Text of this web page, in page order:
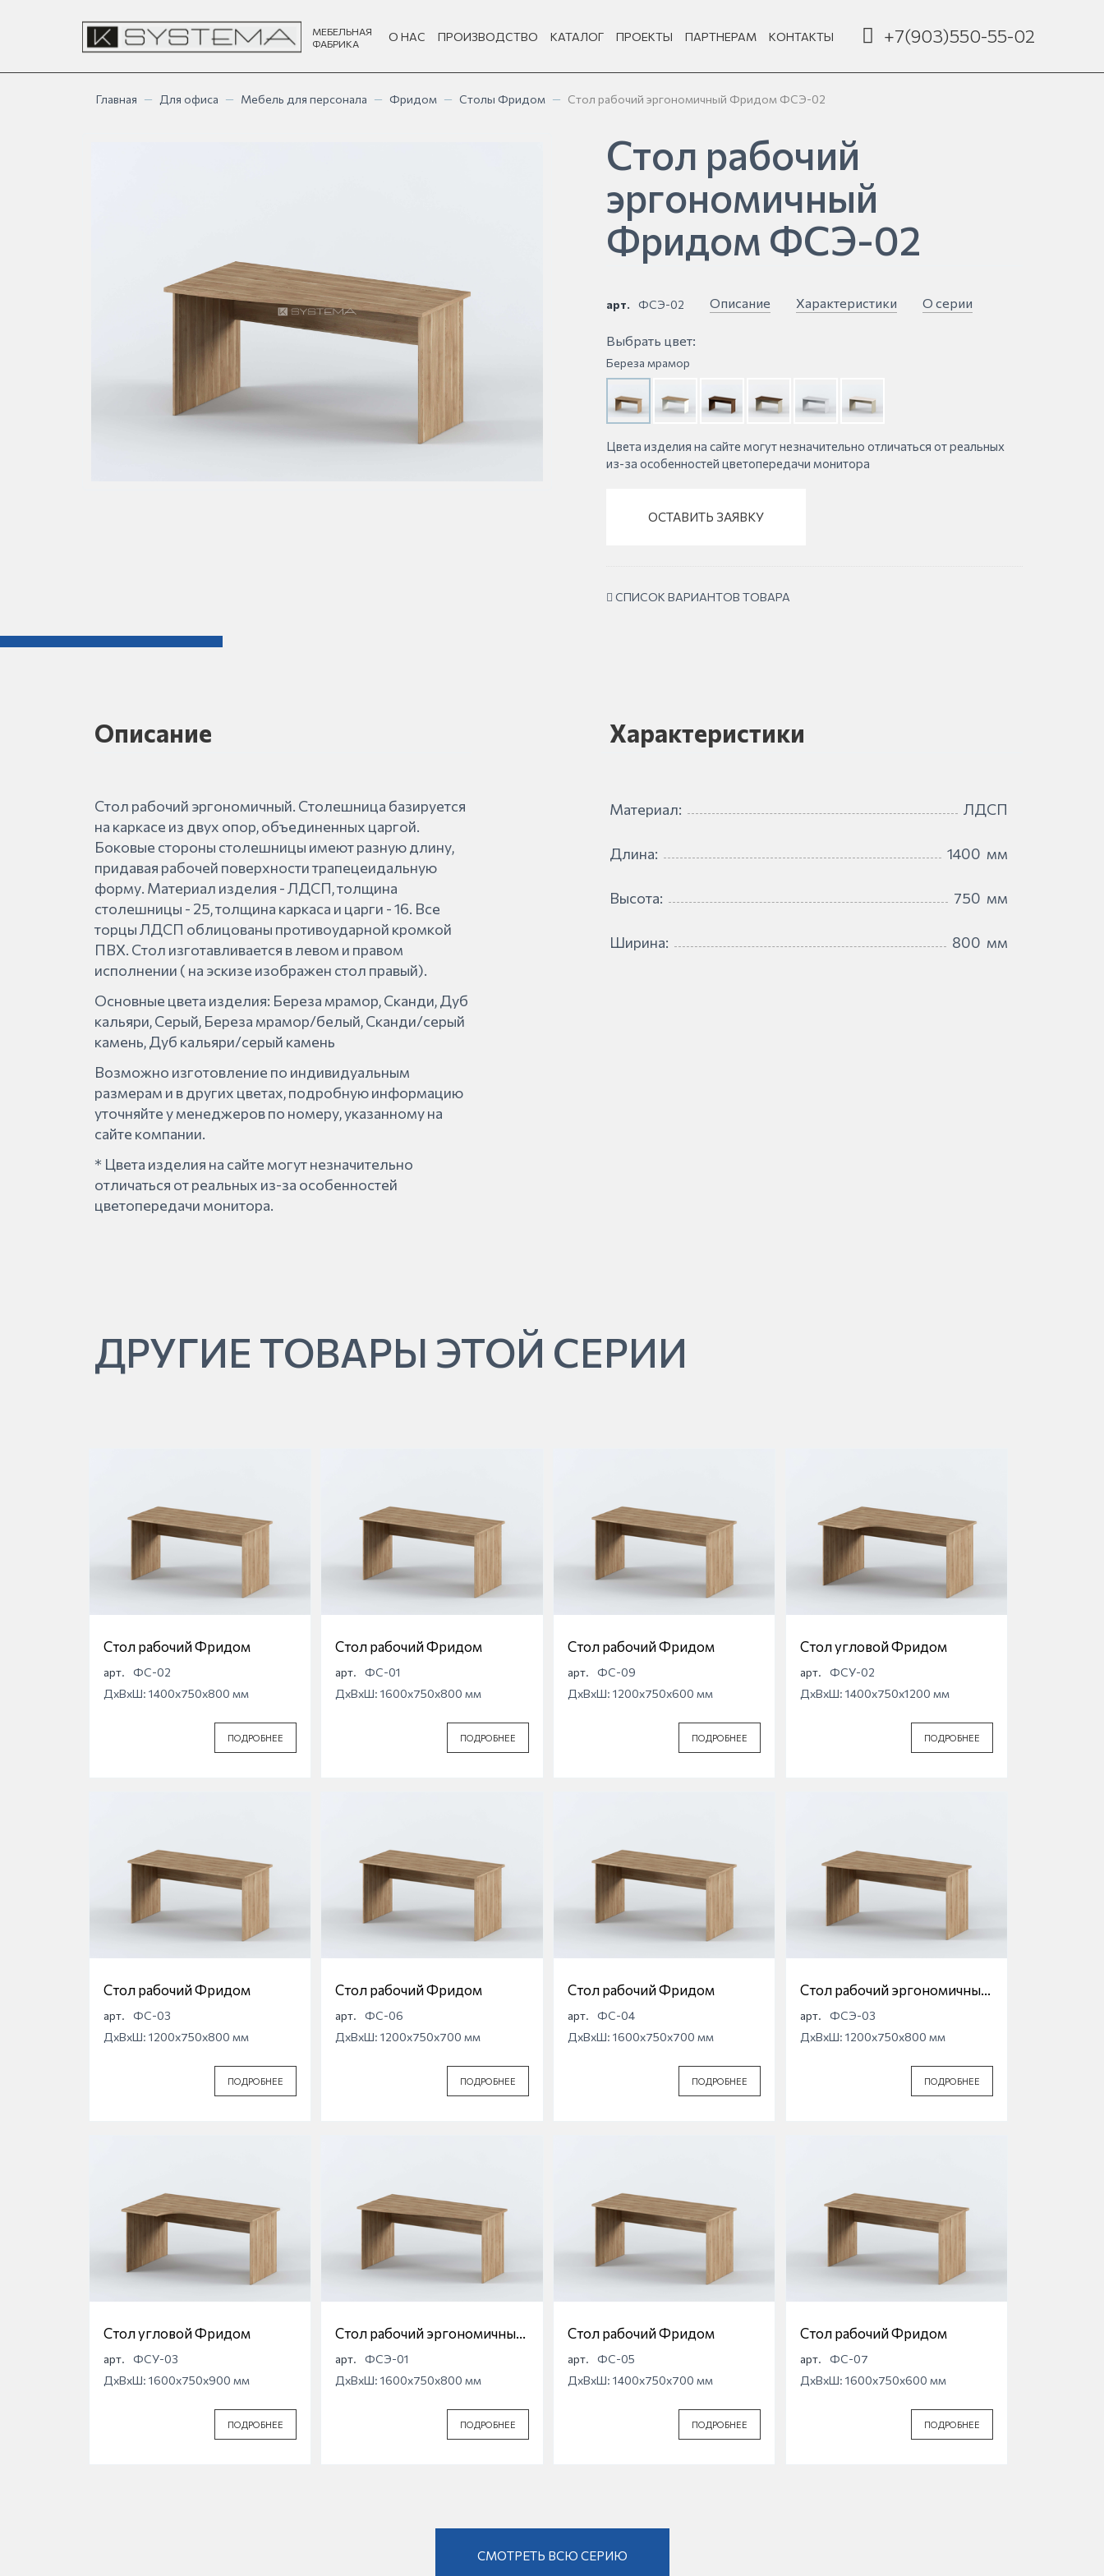
МЕБЕЛЬНАЯ
ФАБРИКА
О НАС ПРОИЗВОДСТВО КАТАЛОГ ПРОЕКТЫ ПАРТНЕРАМ КОНТАКТЫ +7(903)550-55-02
Главная — Для офиса — Мебель для персонала — Фридом — Столы Фридом — Стол рабочий эргономичный Фридом ФСЭ-02
Стол рабочий
эргономичный
Фридом ФСЭ-02
арт. ФСЭ-02 Описание Характеристики О серии
Выбрать цвет:
Береза мрамор
Цвета изделия на сайте могут незначительно отличаться от реальных
из-за особенностей цветопередачи монитора
ОСТАВИТЬ ЗАЯВКУ
СПИСОК ВАРИАНТОВ ТОВАРА
Описание
Стол рабочий эргономичный. Столешница базируется
на каркасе из двух опор, объединенных царгой.
Боковые стороны столешницы имеют разную длину,
придавая рабочей поверхности трапецеидальную
форму. Материал изделия - ЛДСП, толщина
столешницы - 25, толщина каркаса и царги - 16. Все
торцы ЛДСП облицованы противоударной кромкой
ПВХ. Стол изготавливается в левом и правом
исполнении ( на эскизе изображен стол правый).
Основные цвета изделия: Береза мрамор, Сканди, Дуб
кальяри, Серый, Береза мрамор/белый, Сканди/серый
камень, Дуб кальяри/серый камень
Возможно изготовление по индивидуальным
размерам и в других цветах, подробную информацию
уточняйте у менеджеров по номеру, указанному на
сайте компании.
* Цвета изделия на сайте могут незначительно
отличаться от реальных из-за особенностей
цветопередачи монитора.
Характеристики
Материал: ЛДСП
Длина: 1400 мм
Высота: 750 мм
Ширина: 800 мм
ДРУГИЕ ТОВАРЫ ЭТОЙ СЕРИИ
Стол рабочий Фридом
арт.
ФС-02
ДхВхШ: 1400x750x800 мм
ПОДРОБНЕЕ
Стол рабочий Фридом
арт.
ФС-01
ДхВхШ: 1600x750x800 мм
ПОДРОБНЕЕ
Стол рабочий Фридом
арт.
ФС-09
ДхВхШ: 1200x750x600 мм
ПОДРОБНЕЕ
Стол угловой Фридом
арт.
ФСУ-02
ДхВхШ: 1400x750x1200 мм
ПОДРОБНЕЕ
Стол рабочий Фридом
арт.
ФС-03
ДхВхШ: 1200x750x800 мм
ПОДРОБНЕЕ
Стол рабочий Фридом
арт.
ФС-06
ДхВхШ: 1200x750x700 мм
ПОДРОБНЕЕ
Стол рабочий Фридом
арт.
ФС-04
ДхВхШ: 1600x750x700 мм
ПОДРОБНЕЕ
Стол рабочий эргономичный
Фридом
арт.
ФСЭ-03
ДхВхШ: 1200x750x800 мм
ПОДРОБНЕЕ
Стол угловой Фридом
арт.
ФСУ-03
ДхВхШ: 1600x750x900 мм
ПОДРОБНЕЕ
Стол рабочий эргономичный
Фридом
арт.
ФСЭ-01
ДхВхШ: 1600x750x800 мм
ПОДРОБНЕЕ
Стол рабочий Фридом
арт.
ФС-05
ДхВхШ: 1400x750x700 мм
ПОДРОБНЕЕ
Стол рабочий Фридом
арт.
ФС-07
ДхВхШ: 1600x750x600 мм
ПОДРОБНЕЕ
СМОТРЕТЬ ВСЮ СЕРИЮ